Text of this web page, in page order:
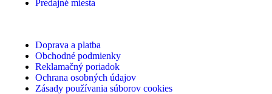
Predajné miesta
Doprava a platba
Obchodné podmienky
Reklamačný poriadok
Ochrana osobných údajov
Zásady používania súborov cookies